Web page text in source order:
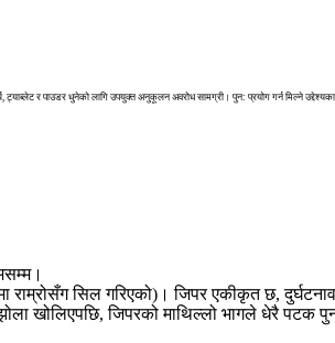
र पाउडर धुनेको लागि उपयुक्त अनुकूलन अवरोध सामग्री। पुन: प्रयोग गर्न मिल्ने
सिल गरिएको)। जिपर एकीकृत छ,
खोलिएपछि, जिपरको माथिल्लो भागले धेरै पटक